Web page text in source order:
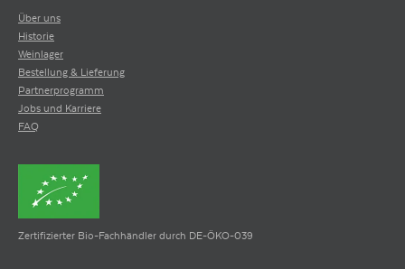
Über uns
Historie
Weinlager
Bestellung & Lieferung
Partnerprogramm
Jobs und Karriere
FAQ
Zertifizierter Bio-Fachhändler durch DE-ÖKO-039